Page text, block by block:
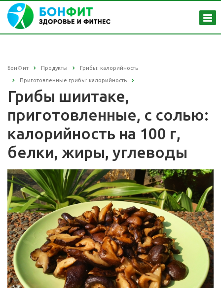
БонФит Продукты Грибы: калорийность
Приготовленные грибы: калорийность
Грибы шиитаке,
приготовленные, с солью:
калорийность на 100 г,
белки, жиры, углеводы